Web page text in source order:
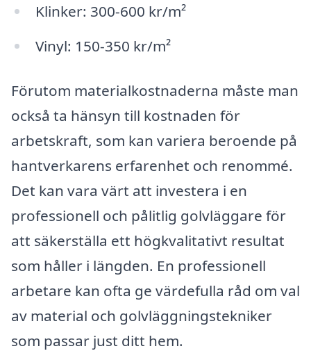
Klinker: 300-600 kr/m²
Vinyl: 150-350 kr/m²
Förutom materialkostnaderna måste man
också ta hänsyn till kostnaden för
arbetskraft, som kan variera beroende på
hantverkarens erfarenhet och renommé.
Det kan vara värt att investera i en
professionell och pålitlig golvläggare för
att säkerställa ett högkvalitativt resultat
som håller i längden. En professionell
arbetare kan ofta ge värdefulla råd om val
av material och golvläggningstekniker
som passar just ditt hem.